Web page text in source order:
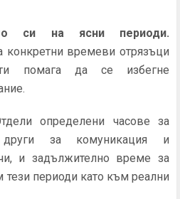
си на ясни периоди.
конкретни времеви отрязъци
помага да се избегне
определени часове за
други за комуникация и
и задължително време за
тези периоди като към реални